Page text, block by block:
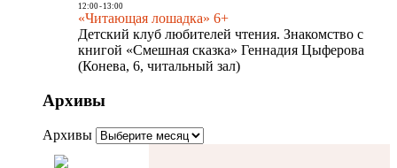
12:00- 13:00
«Читающая лошадка» 6+
Детский клуб любителей чтения. Знакомство с
книгой «Смешная сказка» Геннадия Цыферова
(Конева, 6, читальный зал)
Архивы
Архивы